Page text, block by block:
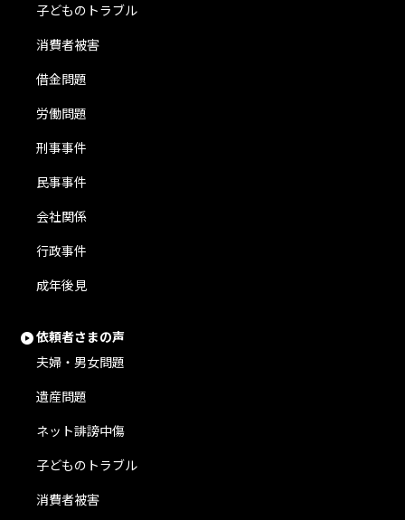
子どものトラブル
消費者被害
借金問題
労働問題
刑事事件
民事事件
会社関係
行政事件
成年後見
依頼者さまの声
夫婦・男女問題
遺産問題
ネット誹謗中傷
子どものトラブル
消費者被害